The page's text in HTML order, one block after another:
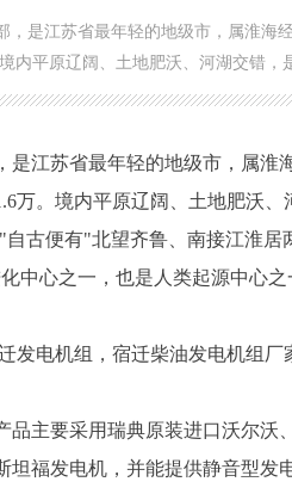
，是江苏省最年轻的地级市，属淮海
内平原辽阔、土地肥沃、河湖交错
鲁、南接江淮居两水（即黄河、长
是江苏省最年轻的地级市，属
万。境内平原辽阔、土地肥沃
古便有"北望齐鲁、南接江淮
中心之一，也是人类起源中心
品主要采用瑞典原装进口沃尔
坦福发电机，并能提供静音型